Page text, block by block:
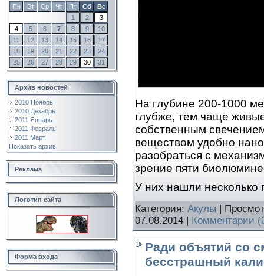
Пн
Вт Ср Чт Пт Сб
Вс
1
2
3
4
5 6 7 8 9
10
11
12 13 14 15 16
17
18
19 20 21 22 23
24
25
26 27 28 29 30 31
Архив новостей
2010 Ноябрь
2010 Декабрь
2011 Январь
2011 Февраль
2011 Март
Показать архив
Реклама
Логотип сайта
Форма входа
На глубине 200-1000
глубже, тем чаще
собственным
веществом удобно
разобраться с
зрение пяти
У них нашли несколько
Категория: Акулы |
07.08.2014 | Комментарии
Ради объятий со
бесстрашный